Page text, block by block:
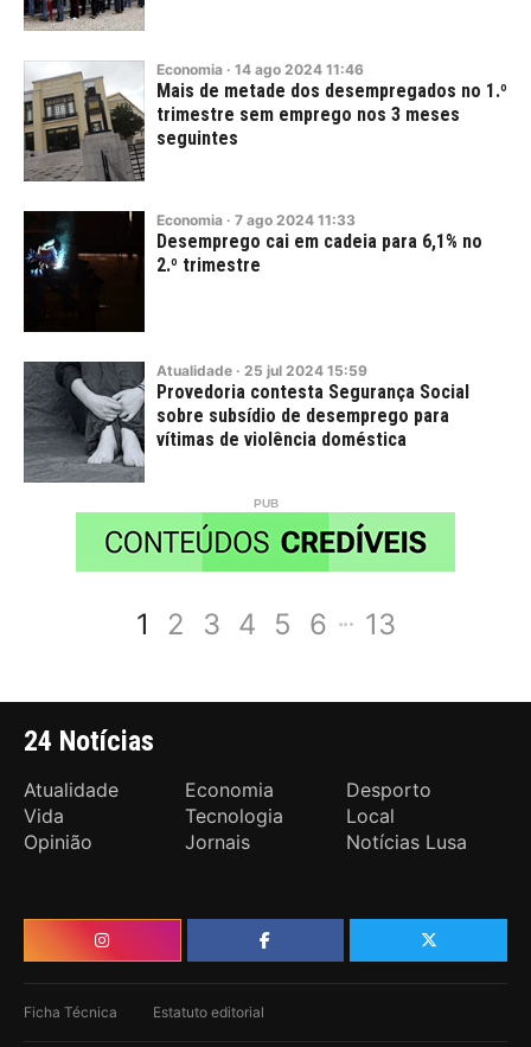
Economia · 14 ago 2024 11:46
Mais de metade dos desempregados no 1.º
trimestre sem emprego nos 3 meses
seguintes
Economia · 7 ago 2024 11:33
Desemprego cai em cadeia para 6,1% no
2.º trimestre
Atualidade · 25 jul 2024 15:59
Provedoria contesta Segurança Social
sobre subsídio de desemprego para
vítimas de violência doméstica
1 2 3 4 5 6 13
24 Notícias
Atualidade Economia
Desporto
Vida
Tecnologia
Local
Opinião
Jornais Notícias Lusa
Ficha Técnica Estatuto editorial